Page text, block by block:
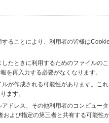
ることにより、利用者の皆様は
たときに利用するためのファイルの
を再入力する必要がなくなります。
が作成される可能性があります。こ
ます。
ドレス、その他利用者のコンピュー
よび指定の第三者と共有する可能性が